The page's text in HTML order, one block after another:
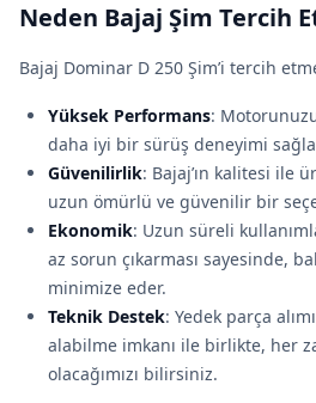
Neden Bajaj Şim Tercih
Bajaj Dominar D 250 Şim’i tercih
Yüksek Performans:
daha iyi bir sürüş deneyimi
Güvenilirlik: Bajaj’ın kalitesi ile
uzun ömürlü ve güvenilir bir
Ekonomik: Uzun süreli
az sorun çıkarması sayesinde,
minimize eder.
Teknik Destek: Yedek parça
alabilme imkanı ile birlikte, her
olacağımızı bilirsiniz.